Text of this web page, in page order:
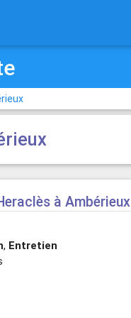
à Ambérieux
, Entretien